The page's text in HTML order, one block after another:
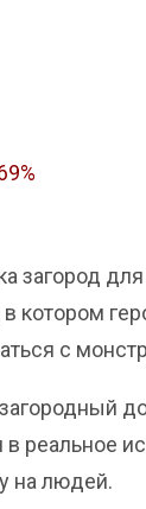
загород
котором
с
загородный
реальное
на людей.